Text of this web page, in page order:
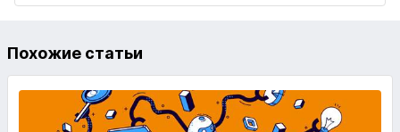
Похожие статьи